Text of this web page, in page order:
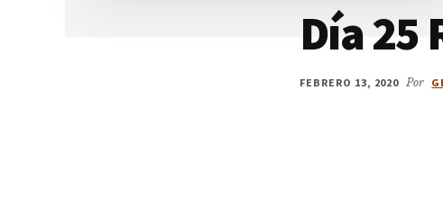
Día 25
FEBRERO 13, 2020 Por